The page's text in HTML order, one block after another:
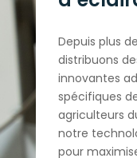
Depuis plus
distribuons
innovantes
spécifiques
agriculteurs
notre
pour